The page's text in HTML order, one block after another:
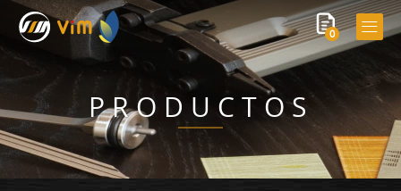
0
PRODUCTOS